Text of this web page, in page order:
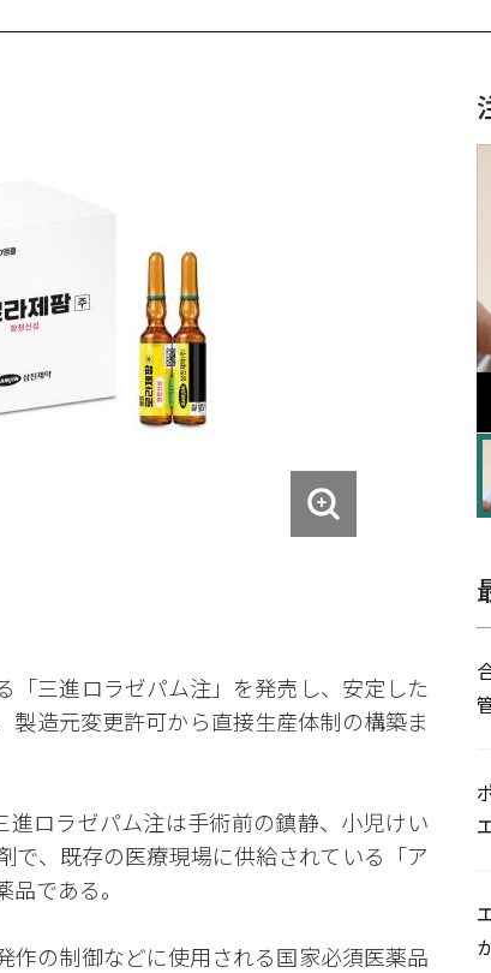
「三進ロラゼパム注」を発売し、安定した
造元変更許可から直接生産体制の構築ま
ロラゼパム注は手術前の鎮静、小児けい
、既存の医療現場に供給されている「ア
である。
作の制御などに使用される国家必須医薬品